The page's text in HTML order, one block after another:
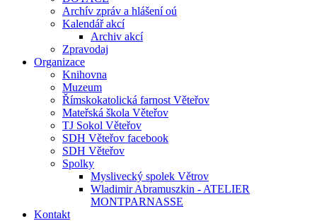
Archív zpráv a hlášení oú
Kalendář akcí
Archiv akcí
Zpravodaj
Organizace
Knihovna
Muzeum
Římskokatolická farnost Věteřov
Mateřská škola Věteřov
TJ Sokol Věteřov
SDH Věteřov facebook
SDH Věteřov
Spolky
Myslivecký spolek Větrov
Wladimir Abramuszkin - ATELIER
MONTPARNASSE
Kontakt